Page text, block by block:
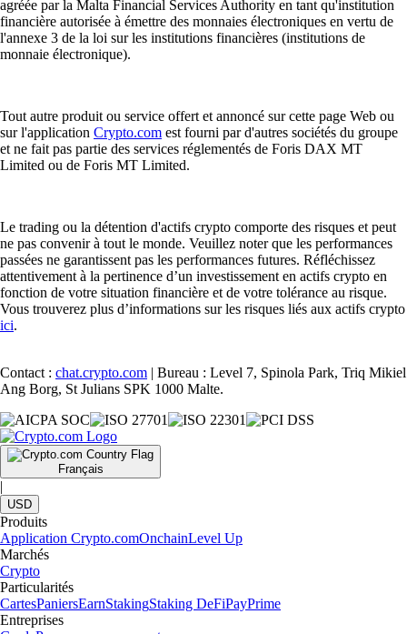
agréée par la Malta Financial Services Authority en tant qu'institution
financière autorisée à émettre des monnaies électroniques en vertu de
l'annexe 3 de la loi sur les institutions financières (institutions de
monnaie électronique).
Tout autre produit ou service offert et annoncé sur cette page Web ou
sur l'application Crypto.com est fourni par d'autres sociétés du groupe
et ne fait pas partie des services réglementés de Foris DAX MT
Limited ou de Foris MT Limited.
Le trading ou la détention d'actifs crypto comporte des risques et peut
ne pas convenir à tout le monde. Veuillez noter que les performances
passées ne garantissent pas les performances futures. Réfléchissez
attentivement à la pertinence d’un investissement en actifs crypto en
fonction de votre situation financière et de votre tolérance au risque.
Vous trouverez plus d’informations sur les risques liés aux actifs crypto
ici.
Contact : chat.crypto.com | Bureau : Level 7, Spinola Park, Triq Mikiel
Ang Borg, St Julians SPK 1000 Malte.
Français
|
USD
Produits
Application Crypto.comOnchainLevel Up
Marchés
Crypto
Particularités
CartesPaniersEarnStakingStaking DeFiPayPrime
Entreprises